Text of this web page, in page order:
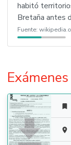
habitó
Bretaña antes
Fuente:


